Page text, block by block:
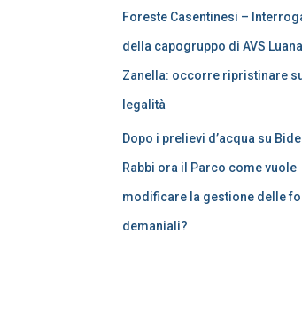
Foreste Casentinesi –
della capogruppo di AVS Luana
Zanella: occorre ripristinare
legalità
Dopo i prelievi d’acqua su
Rabbi ora il Parco come vuole
modificare la gestione delle
demaniali?